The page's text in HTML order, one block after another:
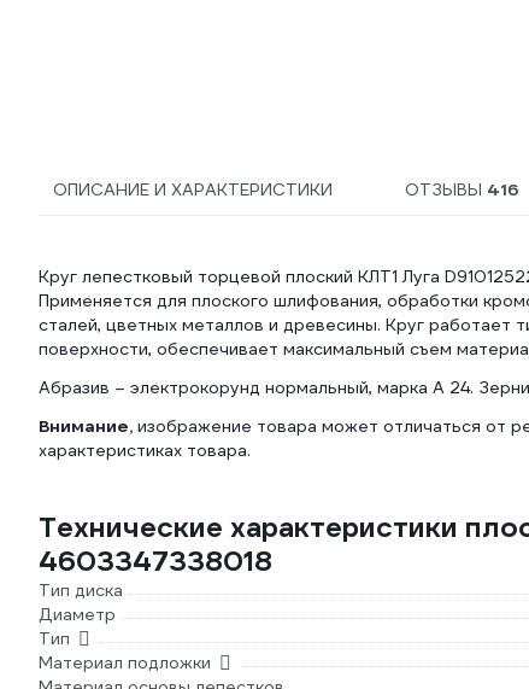
ОПИСАНИЕ И ХАРАКТЕРИСТИКИ ОТЗЫВЫ 416
Круг лепестковый торцевой плоский КЛТ1 Луга
Применяется для плоского шлифования, обработки
сталей, цветных металлов и древесины. Круг работает
поверхности, обеспечивает максимальный съем
Абразив – электрокорунд нормальный, марка А 24.
Внимание, изображение товара может отличаться от
характеристиках товара.
Технические характеристики
4603347338018
Тип диска
Диаметр
Тип
Материал подложки